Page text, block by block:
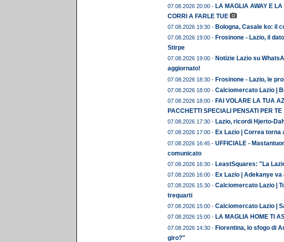
07.08.2026 20:00 - LA MAGLIA AWAY E
CORRI A FARLE TUE
07.08.2026 19:30 - Bologna, Casale ko: il
07.08.2026 19:00 - Frosinone - Lazio, il
Stirpe
07.08.2026 19:00 - Notizie Lazio su
aggiornato!
07.08.2026 18:30 - Frosinone - Lazio, le
07.08.2026 18:00 - Calciomercato Lazio |
07.08.2026 18:00 - FAI VOLARE LA TUA
PACCHETTI SPECIALI PENSATI PER TE
07.08.2026 17:30 - Lazio, ricordi Hjerto-
07.08.2026 17:00 - Ex Lazio | Correa
07.08.2026 16:45 - UFFICIALE -
comunicato
07.08.2026 16:30 - LeastSquares: "La
07.08.2026 16:00 - Ex Lazio | Adekanye
07.08.2026 15:30 - Calciomercato Lazio |
trequarti
07.08.2026 15:00 - Calciomercato Lazio |
07.08.2026 15:00 - LA MAGLIA HOME TI
07.08.2026 14:30 - Fiorentina, lo sfogo di
giro?"